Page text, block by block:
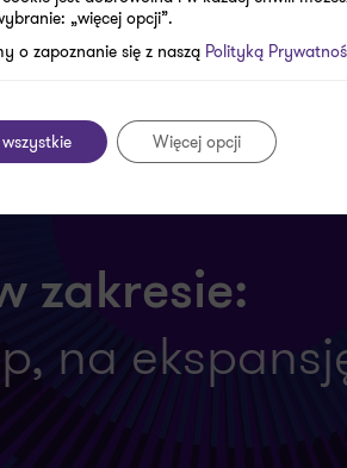
koszty również pośrednio
zakresie:
na
„więcej opcji”.
o zapoznanie się z naszą Polityką
Więcej opcji